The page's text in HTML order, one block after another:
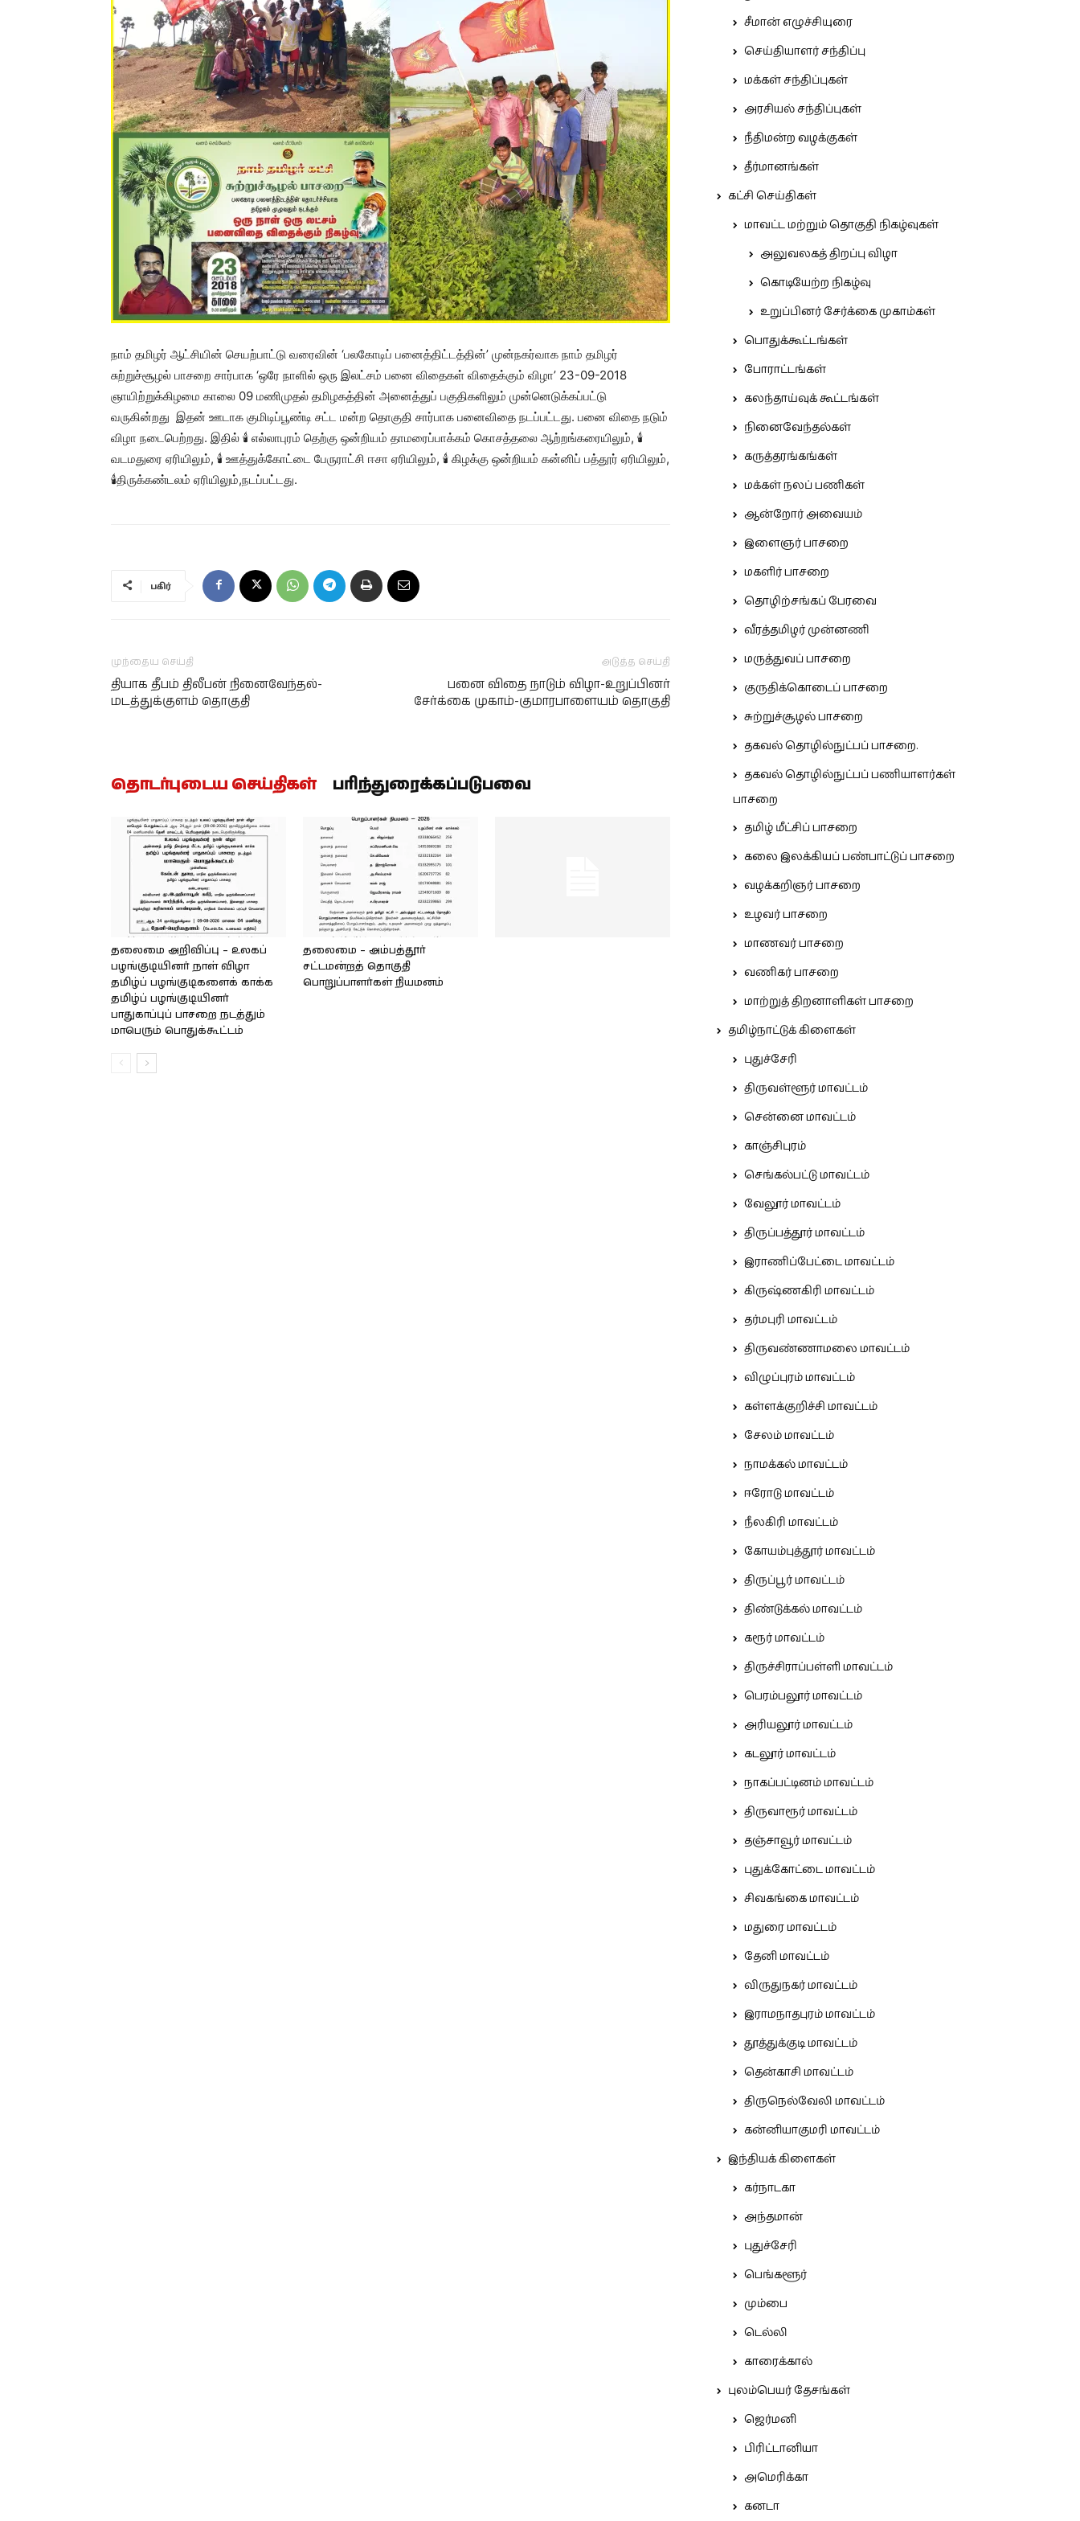
நாம் தமிழர் ஆட்சியின் செயற்பாட்டு வரைவின் ‘பலகோடிப் பனைத்திட்டத்தின்’ முன்நகர்வாக நாம் தமிழர்
சுற்றுச்சூழல் பாசறை சார்பாக ‘ஒரே நாளில் ஒரு இலட்சம் பனை விதைகள் விதைக்கும் விழா’ 23-09-2018
ஞாயிற்றுக்கிழமை காலை 09 மணிமுதல் தமிழகத்தின் அனைத்துப் பகுதிகளிலும் முன்னெடுக்கப்பட்டு
வருகின்றது இதன் ஊடாக குமிடிப்பூண்டி சட்ட மன்ற தொகுதி சார்பாக பனைவிதை நடப்பட்டது. பனை விதை நடும்
விழா நடைபெற்றது. இதில் 🕯 எல்லாபுரம் தெற்கு ஒன்றியம் தாமரைப்பாக்கம் கொசத்தலை ஆற்றங்கரையிலும், 🕯
வடமதுரை ஏரியிலும், 🕯 ஊத்துக்கோட்டை பேருராட்சி ஈசா ஏரியிலும், 🕯 கிழக்கு ஒன்றியம் கன்னிப் பத்தூர் ஏரியிலும்,
🕯திருக்கண்டலம் ஏரியிலும்,நடப்பட்டது.
பகிர்
முந்தைய செய்தி
தியாக தீபம் திலீபன் நினைவேந்தல்-
மடத்துக்குளம் தொகுதி
அடுத்த செய்தி
பனை விதை நாடும் விழா-உறுப்பினர்
சேர்க்கை முகாம்-குமாரபாளையம் தொகுதி
தொடர்புடைய செய்திகள் பரிந்துரைக்கப்படுபவை
தலைமை அறிவிப்பு – உலகப்
பழங்குடியினர் நாள் விழா
தமிழ்ப் பழங்குடிகளைக் காக்க
தமிழ்ப் பழங்குடியினர்
பாதுகாப்புப் பாசறை நடத்தும்
மாபெரும் பொதுக்கூட்டம்
தலைமை – அம்பத்தூர்
சட்டமன்றத் தொகுதி
பொறுப்பாளர்கள் நியமனம்
சீமான் எழுச்சியுரை
செய்தியாளர் சந்திப்பு
மக்கள் சந்திப்புகள்
அரசியல் சந்திப்புகள்
நீதிமன்ற வழக்குகள்
தீர்மானங்கள்
கட்சி செய்திகள்
மாவட்ட மற்றும் தொகுதி நிகழ்வுகள்
அலுவலகத் திறப்பு விழா
கொடியேற்ற நிகழ்வு
உறுப்பினர் சேர்க்கை முகாம்கள்
பொதுக்கூட்டங்கள்
போராட்டங்கள்
கலந்தாய்வுக் கூட்டங்கள்
நினைவேந்தல்கள்
கருத்தரங்கங்கள்
மக்கள் நலப் பணிகள்
ஆன்றோர் அவையம்
இளைஞர் பாசறை
மகளிர் பாசறை
தொழிற்சங்கப் பேரவை
வீரத்தமிழர் முன்னணி
மருத்துவப் பாசறை
குருதிக்கொடைப் பாசறை
சுற்றுச்சூழல் பாசறை
தகவல் தொழில்நுட்பப் பாசறை.
தகவல் தொழில்நுட்பப் பணியாளர்கள்
பாசறை
தமிழ் மீட்சிப் பாசறை
கலை இலக்கியப் பண்பாட்டுப் பாசறை
வழக்கறிஞர் பாசறை
உழவர் பாசறை
மாணவர் பாசறை
வணிகர் பாசறை
மாற்றுத் திறனாளிகள் பாசறை
தமிழ்நாட்டுக் கிளைகள்
புதுச்சேரி
திருவள்ளூர் மாவட்டம்
சென்னை மாவட்டம்
காஞ்சிபுரம்
செங்கல்பட்டு மாவட்டம்
வேலூர் மாவட்டம்
திருப்பத்தூர் மாவட்டம்
இராணிப்பேட்டை மாவட்டம்
கிருஷ்ணகிரி மாவட்டம்
தர்மபுரி மாவட்டம்
திருவண்ணாமலை மாவட்டம்
விழுப்புரம் மாவட்டம்
கள்ளக்குறிச்சி மாவட்டம்
சேலம் மாவட்டம்
நாமக்கல் மாவட்டம்
ஈரோடு மாவட்டம்
நீலகிரி மாவட்டம்
கோயம்புத்தூர் மாவட்டம்
திருப்பூர் மாவட்டம்
திண்டுக்கல் மாவட்டம்
கரூர் மாவட்டம்
திருச்சிராப்பள்ளி மாவட்டம்
பெரம்பலூர் மாவட்டம்
அரியலூர் மாவட்டம்
கடலூர் மாவட்டம்
நாகப்பட்டினம் மாவட்டம்
திருவாரூர் மாவட்டம்
தஞ்சாவூர் மாவட்டம்
புதுக்கோட்டை மாவட்டம்
சிவகங்கை மாவட்டம்
மதுரை மாவட்டம்
தேனி மாவட்டம்
விருதுநகர் மாவட்டம்
இராமநாதபுரம் மாவட்டம்
தூத்துக்குடி மாவட்டம்
தென்காசி மாவட்டம்
திருநெல்வேலி மாவட்டம்
கன்னியாகுமரி மாவட்டம்
இந்தியக் கிளைகள்
கர்நாடகா
அந்தமான்
புதுச்சேரி
பெங்களூர்
மும்பை
டெல்லி
காரைக்கால்
புலம்பெயர் தேசங்கள்
ஜெர்மனி
பிரிட்டானியா
அமெரிக்கா
கனடா